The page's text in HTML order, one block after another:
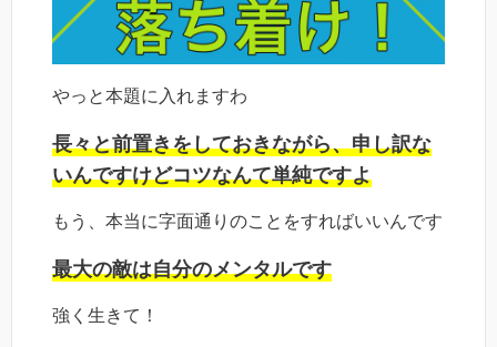
やっと本題に入れますわ
長々と前置きをしておきながら、申し訳な
いんですけどコツなんて単純ですよ
もう、本当に字面通りのことをすればいいんです
最大の敵は自分のメンタルです
強く生きて！